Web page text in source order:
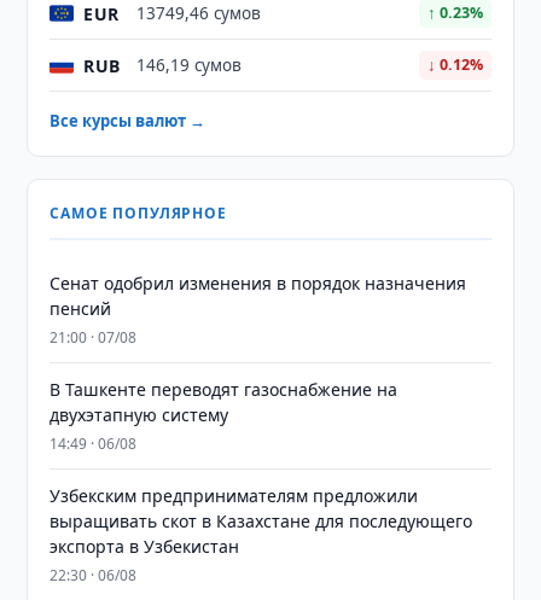
EUR 13749,46 сумов ↑ 0.23%
RUB 146,19 сумов ↓ 0.12%
Все курсы валют →
САМОЕ ПОПУЛЯРНОЕ
Сенат одобрил изменения в порядок назначения
пенсий
21:00 · 07/08
В Ташкенте переводят газоснабжение на
двухэтапную систему
14:49 · 06/08
Узбекским предпринимателям предложили
выращивать скот в Казахстане для последующего
экспорта в Узбекистан
22:30 · 06/08